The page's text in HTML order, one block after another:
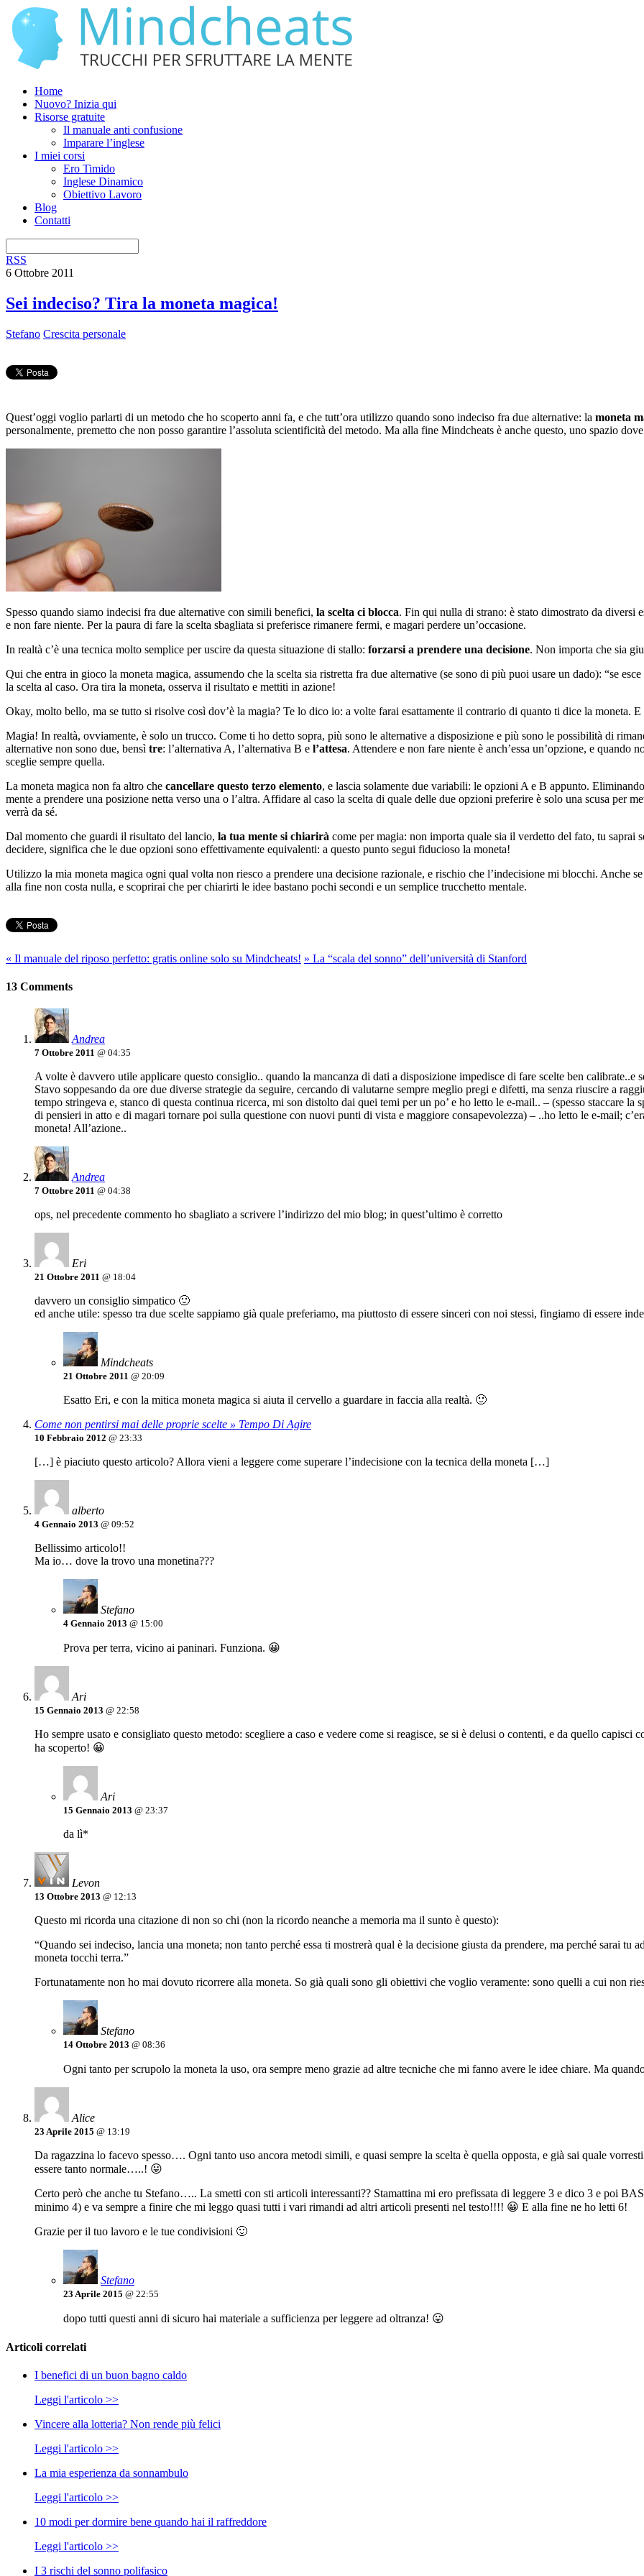
Home
Nuovo? Inizia qui
Risorse gratuite
Il manuale anti confusione
Imparare l’inglese
I miei corsi
Ero Timido
Inglese Dinamico
Obiettivo Lavoro
Blog
Contatti
RSS
6 Ottobre 2011
Sei indeciso? Tira la moneta magica!
Stefano Crescita personale
Quest’oggi voglio parlarti di un metodo che ho scoperto anni fa, e che tutt’ora utilizzo quando sono indeciso fra due alternative: la moneta
personalmente, premetto che non posso garantire l’assoluta scientificità del metodo. Ma alla fine Mindcheats è anche questo, uno spazio
Spesso quando siamo indecisi fra due alternative con simili benefici, la scelta ci blocca. Fin qui nulla di strano: è stato dimostrato da diversi
e non fare niente. Per la paura di fare la scelta sbagliata si preferisce rimanere fermi, e magari perdere un’occasione.
In realtà c’è una tecnica molto semplice per uscire da questa situazione di stallo: forzarsi a prendere una decisione. Non importa che sia
Qui che entra in gioco la moneta magica, assumendo che la scelta sia ristretta fra due alternative (se sono di più puoi usare un dado): “se
la scelta al caso. Ora tira la moneta, osserva il risultato e mettiti in azione!
Okay, molto bello, ma se tutto si risolve così dov’è la magia? Te lo dico io: a volte farai esattamente il contrario di quanto ti dice la moneta.
Magia! In realtà, ovviamente, è solo un trucco. Come ti ho detto sopra, più sono le alternative a disposizione e più sono le possibilità di
alternative non sono due, bensì tre: l’alternativa A, l’alternativa B e l’attesa. Attendere e non fare niente è anch’essa un’opzione, e
sceglie sempre quella.
La moneta magica non fa altro che cancellare questo terzo elemento, e lascia solamente due variabili: le opzioni A e B appunto.
mente a prendere una posizione netta verso una o l’altra. Affidare al caso la scelta di quale delle due opzioni preferire è solo una scusa per
verrà da sé.
Dal momento che guardi il risultato del lancio, la tua mente si chiarirà come per magia: non importa quale sia il verdetto del fato, tu saprai
decidere, significa che le due opzioni sono effettivamente equivalenti: a questo punto segui fiducioso la moneta!
Utilizzo la mia moneta magica ogni qual volta non riesco a prendere una decisione razionale, e rischio che l’indecisione mi blocchi. Anche
alla fine non costa nulla, e scoprirai che per chiarirti le idee bastano pochi secondi e un semplice trucchetto mentale.
« Il manuale del riposo perfetto: gratis online solo su Mindcheats! » La “scala del sonno” dell’università di Stanford
13 Comments
Andrea
7 Ottobre 2011 @ 04:35
A volte è davvero utile applicare questo consiglio.. quando la mancanza di dati a disposizione impedisce di fare scelte ben calibrate..e
Stavo soppesando da ore due diverse strategie da seguire, cercando di valutarne sempre meglio pregi e difetti, ma senza riuscire a
tempo stringeva e, stanco di questa continua ricerca, mi son distolto dai quei temi per un po’ e ho letto le e-mail.. – (spesso staccare
di pensieri in atto e di magari tornare poi sulla questione con nuovi punti di vista e maggiore consapevolezza) – ..ho letto le e-mail;
moneta! All’azione..
Andrea
7 Ottobre 2011 @ 04:38
ops, nel precedente commento ho sbagliato a scrivere l’indirizzo del mio blog; in quest’ultimo è corretto
Eri
21 Ottobre 2011 @ 18:04
davvero un consiglio simpatico 🙂
ed anche utile: spesso tra due scelte sappiamo già quale preferiamo, ma piuttosto di essere sinceri con noi stessi, fingiamo di essere
Mindcheats
21 Ottobre 2011 @ 20:09
Esatto Eri, e con la mitica moneta magica si aiuta il cervello a guardare in faccia alla realtà. 🙂
Come non pentirsi mai delle proprie scelte » Tempo Di Agire
10 Febbraio 2012 @ 23:33
[…] è piaciuto questo articolo? Allora vieni a leggere come superare l’indecisione con la tecnica della moneta […]
alberto
4 Gennaio 2013 @ 09:52
Bellissimo articolo!!
Ma io… dove la trovo una monetina???
Stefano
4 Gennaio 2013 @ 15:00
Prova per terra, vicino ai paninari. Funziona. 😀
Ari
15 Gennaio 2013 @ 22:58
Ho sempre usato e consigliato questo metodo: scegliere a caso e vedere come si reagisce, se si è delusi o contenti, e da quello
ha scoperto! 😀
Ari
15 Gennaio 2013 @ 23:37
da lì*
Levon
13 Ottobre 2013 @ 12:13
Questo mi ricorda una citazione di non so chi (non la ricordo neanche a memoria ma il sunto è questo):
“Quando sei indeciso, lancia una moneta; non tanto perché essa ti mostrerà qual è la decisione giusta da prendere, ma perché sarai tu
moneta tocchi terra.”
Fortunatamente non ho mai dovuto ricorrere alla moneta. So già quali sono gli obiettivi che voglio veramente: sono quelli a cui non
Stefano
14 Ottobre 2013 @ 08:36
Ogni tanto per scrupolo la moneta la uso, ora sempre meno grazie ad altre tecniche che mi fanno avere le idee chiare. Ma
Alice
23 Aprile 2015 @ 13:19
Da ragazzina lo facevo spesso…. Ogni tanto uso ancora metodi simili, e quasi sempre la scelta è quella opposta, e già sai quale
essere tanto normale…..! 😛
Certo però che anche tu Stefano….. La smetti con sti articoli interessanti?? Stamattina mi ero prefissata di leggere 3 e dico 3 e poi
minimo 4) e va sempre a finire che mi leggo quasi tutti i vari rimandi ad altri articoli presenti nel testo!!!! 😀 E alla fine ne ho letti 6!
Grazie per il tuo lavoro e le tue condivisioni 🙂
Stefano
23 Aprile 2015 @ 22:55
dopo tutti questi anni di sicuro hai materiale a sufficienza per leggere ad oltranza! 😛
Articoli correlati
I benefici di un buon bagno caldo
Leggi l'articolo >>
Vincere alla lotteria? Non rende più felici
Leggi l'articolo >>
La mia esperienza da sonnambulo
Leggi l'articolo >>
10 modi per dormire bene quando hai il raffreddore
Leggi l'articolo >>
I 3 rischi del sonno polifasico